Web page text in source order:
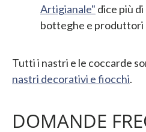
Artigianale" dice più
botteghe e produttori
Tutti i nastri e le coccarde
nastri decorativi e fiocchi.
DOMANDE